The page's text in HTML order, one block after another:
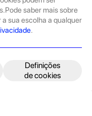
saber mais sobre
sua escolha a qualquer
.
Definições
de cookies
inspeção rigorosa
trabalham.